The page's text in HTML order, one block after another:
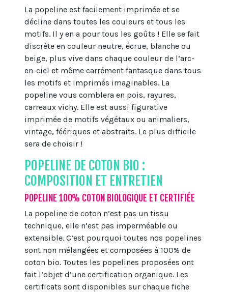
La popeline est facilement imprimée et se
décline dans toutes les couleurs et tous les
motifs. Il y en a pour tous les goûts ! Elle se fait
discrète en couleur neutre, écrue, blanche ou
beige, plus vive dans chaque couleur de l’arc-
en-ciel et même carrément fantasque dans tous
les motifs et imprimés imaginables. La
popeline vous comblera en pois, rayures,
carreaux vichy. Elle est aussi figurative
imprimée de motifs végétaux ou animaliers,
vintage, féériques et abstraits. Le plus difficile
sera de choisir !
POPELINE DE COTON BIO :
COMPOSITION ET ENTRETIEN
POPELINE 100% COTON BIOLOGIQUE ET CERTIFIÉE
La popeline de coton n’est pas un tissu
technique, elle n’est pas imperméable ou
extensible. C’est pourquoi toutes nos popelines
sont non mélangées et composées à 100% de
coton bio. Toutes les popelines proposées ont
fait l’objet d’une certification organique. Les
certificats sont disponibles sur chaque fiche